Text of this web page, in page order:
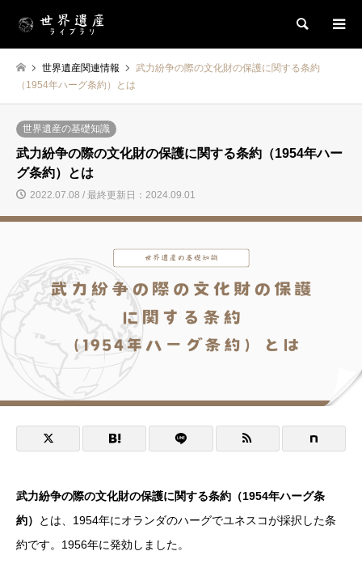
検索
世界遺産関連情報
武力紛争の際の文化財の保護に関する条約
（1954年ハーグ条約）とは
世界遺産の基礎知識
武力紛争の際の文化財の保護に関する条約（1954年ハー
グ条約）とは
2022.07.08 / 最終更新日：2024.09.01
武力紛争の際の文化財の保護に関する条約（1954年ハーグ条
約）
とは、1954年にオランダのハーグでユネスコが採択した条
約です。1956年に発効しました。